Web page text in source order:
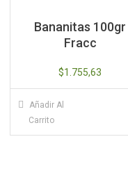
Bananitas 100gr
Fracc
$1.755,63
Añadir Al
Carrito